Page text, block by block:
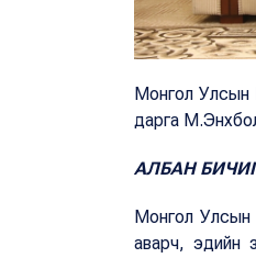
Монгол Улсын
дарга
АЛБАН
Монгол Улсын
аварч, эдийн